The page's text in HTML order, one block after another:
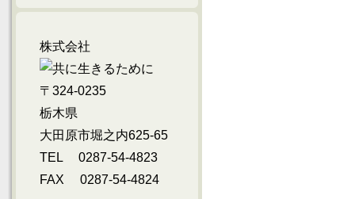
株式会社
〒324-0235
栃木県
大田原市堀之内625-65
TEL 0287-54-4823
FAX 0287-54-4824